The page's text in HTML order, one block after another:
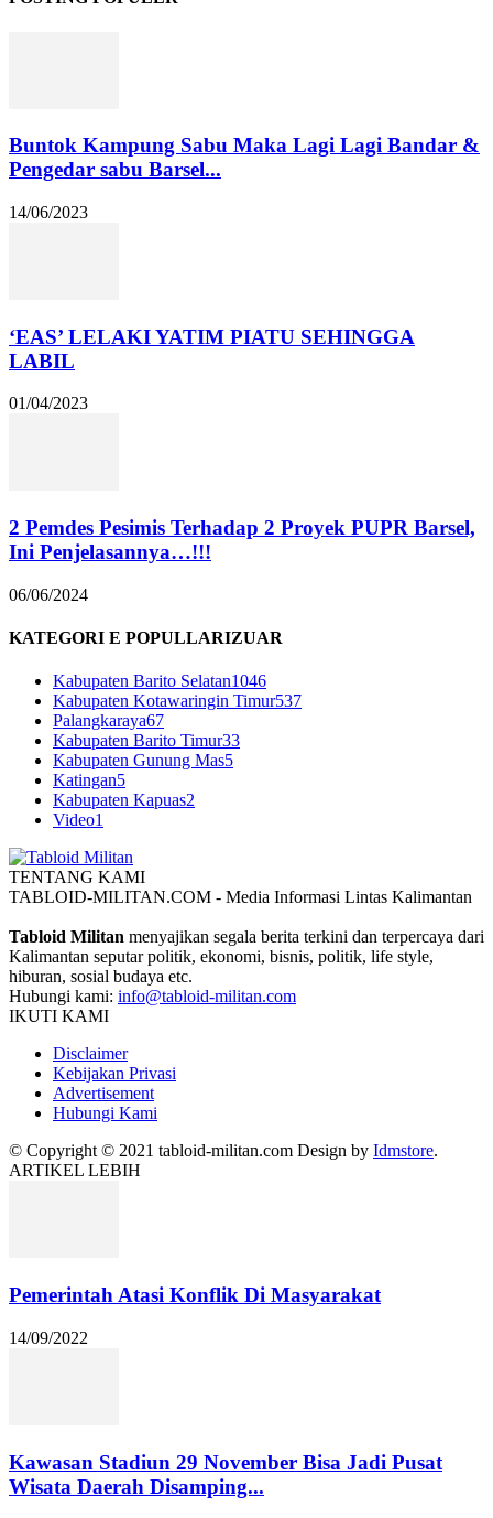
Buntok Kampung Sabu Maka Lagi Lagi Bandar &
Pengedar sabu Barsel...
14/06/2023
‘EAS’ LELAKI YATIM PIATU SEHINGGA
LABIL
01/04/2023
2 Pemdes Pesimis Terhadap 2 Proyek PUPR Barsel,
Ini Penjelasannya…!!!
06/06/2024
KATEGORI E POPULLARIZUAR
Kabupaten Barito Selatan1046
Kabupaten Kotawaringin Timur537
Palangkaraya67
Kabupaten Barito Timur33
Kabupaten Gunung Mas5
Katingan5
Kabupaten Kapuas2
Video1
TENTANG KAMI
TABLOID-MILITAN.COM - Media Informasi Lintas Kalimantan
Tabloid Militan menyajikan segala berita terkini dan terpercaya dari
Kalimantan seputar politik, ekonomi, bisnis, politik, life style,
hiburan, sosial budaya etc.
Hubungi kami: info@tabloid-militan.com
IKUTI KAMI
Disclaimer
Kebijakan Privasi
Advertisement
Hubungi Kami
© Copyright © 2021 tabloid-militan.com Design by Idmstore.
ARTIKEL LEBIH
Pemerintah Atasi Konflik Di Masyarakat
14/09/2022
Kawasan Stadiun 29 November Bisa Jadi Pusat
Wisata Daerah Disamping...